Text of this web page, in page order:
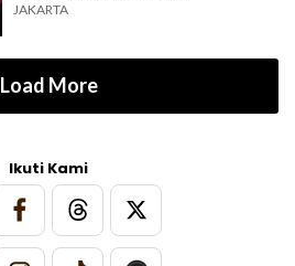
JAKARTA
Load More
Ikuti Kami